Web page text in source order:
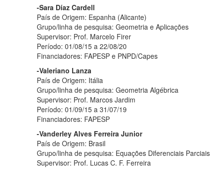
-Sara Díaz Cardell
País de Origem: Espanha (Alicante)
Grupo/linha de pesquisa: Geometria e Aplicações
Supervisor: Prof. Marcelo Firer
Período: 01/08/15 a 22/08/20
Financiadores: FAPESP e PNPD/Capes
-Valeriano Lanza
País de Origem: Itália
Grupo/linha de pesquisa: Geometria Algébrica
Supervisor: Prof. Marcos Jardim
Período: 01/09/15 a 31/07/19
Financiadores: FAPESP
-Vanderley Alves Ferreira Junior
País de Origem: Brasil
Grupo/linha de pesquisa: Equações Diferenciais Parciais
Supervisor: Prof. Lucas C. F. Ferreira